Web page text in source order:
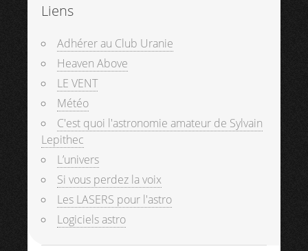
Liens
Adhérer au Club Uranie
Heaven Above
LE VENT
Météo
C'est quoi l'astronomie amateur de Sylvain
Lepithec
L’univers
Si vous perdez la voix
Les LASERS pour l'astro
Logiciels astro